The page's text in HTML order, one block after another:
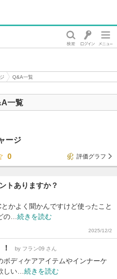
Q&A一覧
一覧
ージ
0
評価グラフ
トありますか？
かよく聞かんですけど使ったこと
の… 続きを読む
2025/12/2
by フラン09 さん
ディケアアイテムやインナーケ
しい… 続きを読む